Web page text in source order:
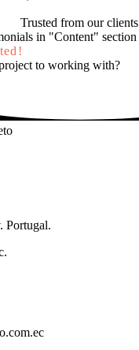
Trusted from our clients
in "Content" section
to working with?
Portugal.